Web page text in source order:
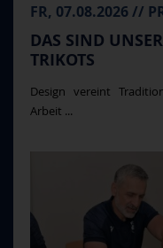
DAS SIND
TRIKOTS
Design vereint
Arbeit ...